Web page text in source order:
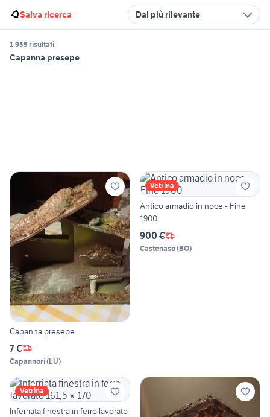
Salva ricerca Dal più rilevante
1.935 risultati
Capanna presepe
Capanna presepe
7 €
Capannori(LU)
Vetrina
Antico armadio in noce - Fine
1900
900 €
Castenaso(BO)
Vetrina
Inferriata finestra in ferro lavorato